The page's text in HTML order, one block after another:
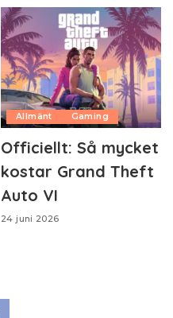
Allmänt Gaming
Officiellt: Så mycket
kostar Grand Theft
Auto VI
24 juni 2026